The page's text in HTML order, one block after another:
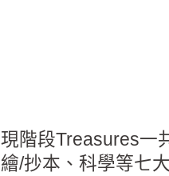
現階段Treasures一
繪/抄本、科學等七